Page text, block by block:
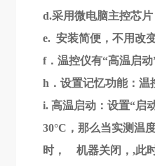
d.采用微电脑主控芯
e. 安装简便，不用改
f．温控仪有“高温启
h．设置记忆功能：温
i. 高温启动：设置“启
30°C，那么当实测温
时， 机器关闭，,此